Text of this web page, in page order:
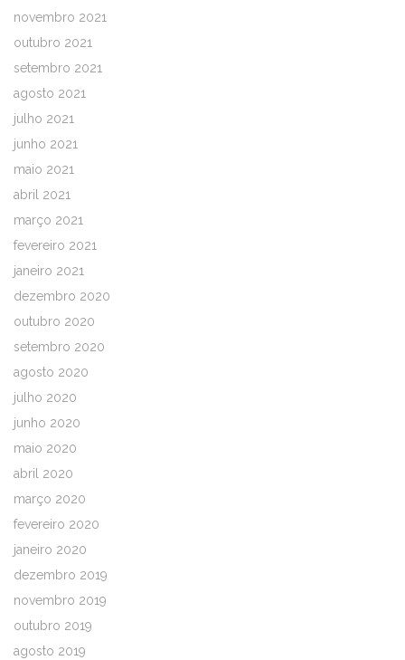
novembro 2021
outubro 2021
setembro 2021
agosto 2021
julho 2021
junho 2021
maio 2021
abril 2021
março 2021
fevereiro 2021
janeiro 2021
dezembro 2020
outubro 2020
setembro 2020
agosto 2020
julho 2020
junho 2020
maio 2020
abril 2020
março 2020
fevereiro 2020
janeiro 2020
dezembro 2019
novembro 2019
outubro 2019
agosto 2019